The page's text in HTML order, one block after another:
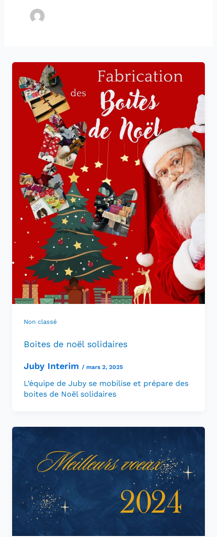
Non classé
Boites de noël solidaires
Juby Interim / mars 2, 2025
L’équipe de Juby se mobilise et prépare des
boites de Noël solidaires